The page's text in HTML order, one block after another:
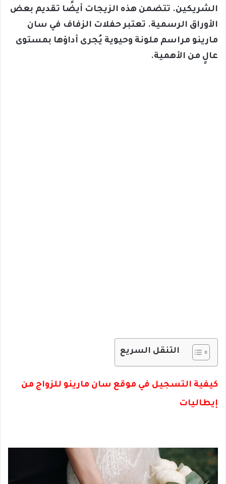
الشريكين. تتضمن هذه الزيجات أيضًا تقديم بعض
الأوراق الرسمية. تعتبر حفلات الزفاف في سان
مارينو مراسم ملونة وحيوية يُجرى أداؤها بمستوى
عالٍ من الأهمية.
التنقل السريع
كيفية التسجيل في موقع سان مارينو للزواج من
إيطاليات